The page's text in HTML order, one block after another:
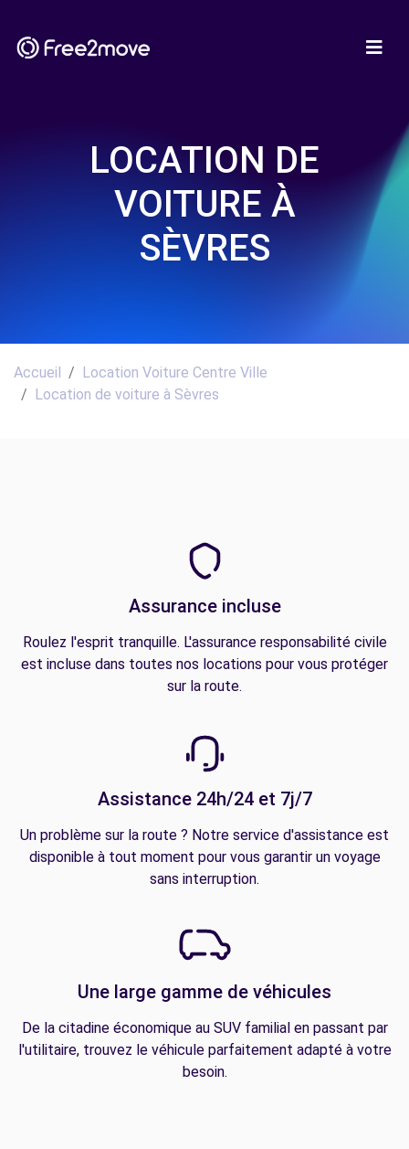
LOCATION DE
VOITURE À
SÈVRES
Accueil
Location Voiture Centre Ville
Location de voiture à Sèvres
Assurance incluse
Roulez l'esprit tranquille. L'assurance responsabilité civile
est incluse dans toutes nos locations pour vous protéger
sur la route.
Assistance 24h/24 et 7j/7
Un problème sur la route ? Notre service d'assistance est
disponible à tout moment pour vous garantir un voyage
sans interruption.
Une large gamme de véhicules
De la citadine économique au SUV familial en passant par
l'utilitaire, trouvez le véhicule parfaitement adapté à votre
besoin.